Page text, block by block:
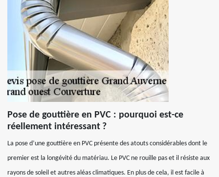
Pose de gouttière en PVC : pourquoi est-ce
réellement intéressant ?
La pose d’une gouttière en PVC présente des atouts considérables dont le
premier est la longévité du matériau. Le PVC ne rouille pas et il résiste aux
rayons de soleil et autres aléas climatiques. En plus de cela, il est facile à